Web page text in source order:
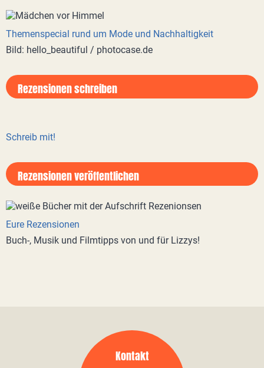
Themenspecial rund um Mode und Nachhaltigkeit
Bild: hello_beautiful / photocase.de
Rezensionen schreiben
Schreib mit!
Rezensionen veröffentlichen
Eure Rezensionen
Buch-, Musik und Filmtipps von und für Lizzys!
Kontakt